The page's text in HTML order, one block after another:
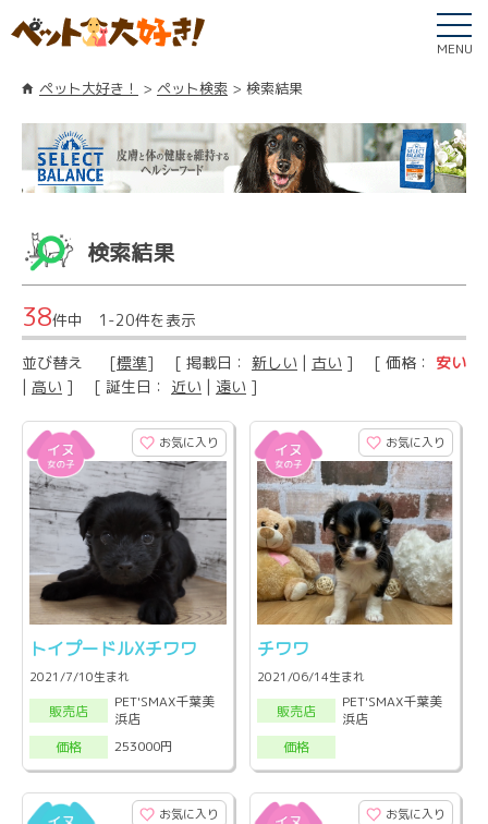
MENU
ペット大好き！ ペット検索 検索結果
検索結果
38件中 1-20件を表示
並び替え [標準] [ 掲載日： 新しい | 古い ] [ 価格： 安い
| 高い ] [ 誕生日： 近い | 遠い ]
お気に入り
トイプードルXチワワ
2021/7/10生まれ
販売店
PET'SMAX千葉美
浜店
価格
253000円
お気に入り
チワワ
2021/06/14生まれ
販売店
PET'SMAX千葉美
浜店
価格
お気に入り お気に入り